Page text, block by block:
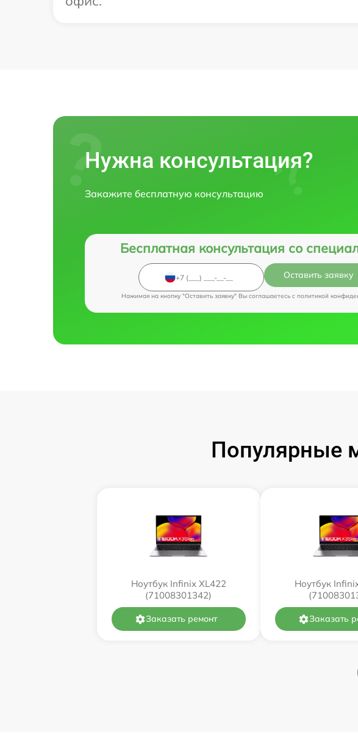
Нужна консультация?
Закажите бесплатную консультацию
Бесплатная консультация со
Оставить заявку
Нажимая на кнопку "Оставить заявку" Вы соглашаетесь c политикой
Популярные
Ноутбук Infinix XL422
(71008301342)
Заказать ремонт
Ноутбук
Заказать